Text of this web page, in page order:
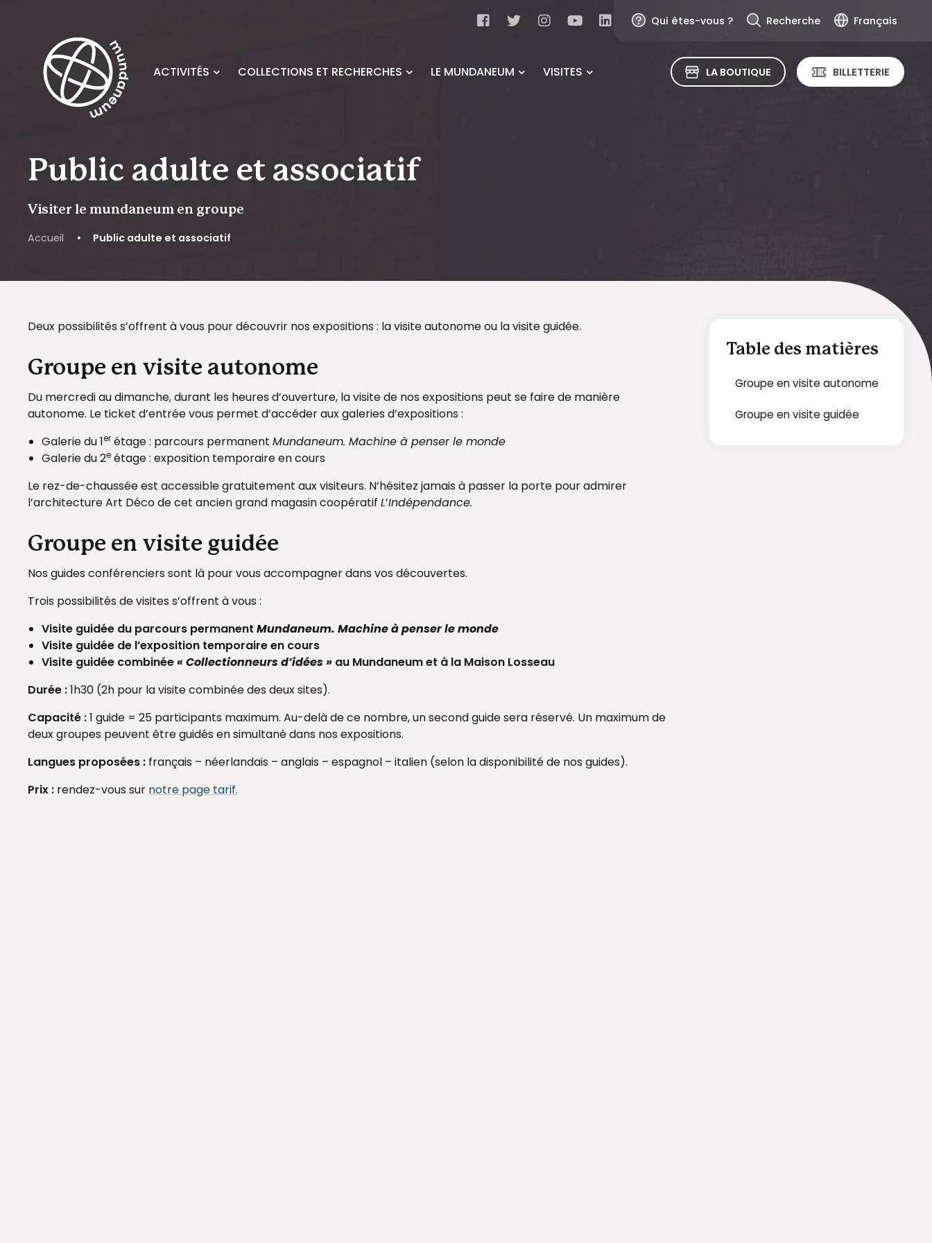
Qui êtes-vous ? Recherche Français
ACTIVITÉS COLLECTIONS ET RECHERCHES LE MUNDANEUM VISITES LA BOUTIQUE BILLETTERIE
Public adulte et associatif
Visiter le mundaneum en groupe
Accueil • Public adulte et associatif
Deux possibilités s’offrent à vous pour découvrir nos expositions : la visite autonome ou la visite guidée.
Groupe en visite autonome
Du mercredi au dimanche, durant les heures d’ouverture, la visite de nos expositions peut se faire de manière
autonome. Le ticket d’entrée vous permet d’accéder aux galeries d’expositions :
Galerie du 1er étage : parcours permanentMundaneum. Machine à penser le monde
Galerie du 2e étage : exposition temporaire en cours
Le rez-de-chaussée est accessible gratuitement aux visiteurs. N’hésitez jamais à passer la porte pour admirer
l’architecture Art Déco de cet ancien grand magasin coopératifL’Indépendance.
Groupe en visite guidée
Nos guides conférenciers sont là pour vous accompagner dans vos découvertes.
Trois possibilités de visites s’offrent à vous :
Visite guidée du parcours permanentMundaneum. Machine à penser le monde
Visite guidée de l’exposition temporaire en cours
Visite guidée combinée« Collectionneurs d’idées » au Mundaneum et à la Maison Losseau
Durée :1h30 (2h pour la visite combinée des deux sites).
Capacité :1 guide = 25 participants maximum. Au-delà de ce nombre, un second guide sera réservé. Un maximum de
deux groupes peuvent être guidés en simultané dans nos expositions.
Langues proposées : français – néerlandais – anglais – espagnol – italien (selon la disponibilité de nos guides).
Prix : rendez-vous sur notre page tarif.
Table des matières
Groupe en visite autonome
Groupe en visite guidée